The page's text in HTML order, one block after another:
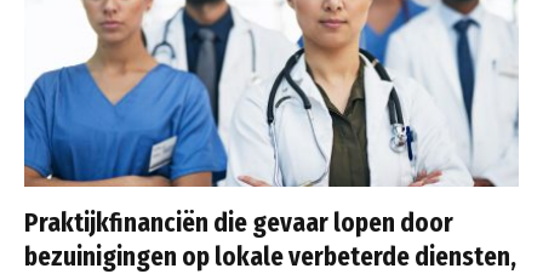
Praktijkfinanciën die gevaar lopen door
bezuinigingen op lokale verbeterde diensten,